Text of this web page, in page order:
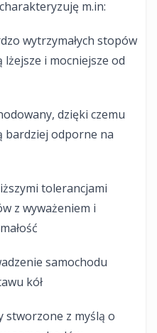
m.in:
wytrzymałych stopów
i mocniejsze od
dzięki czemu
bardziej odporne na
tolerancjami
z wyważeniem i
samochodu
kół
stworzone z myślą o